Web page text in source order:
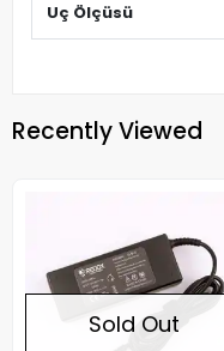
Uç Ölçüsü
Recently Viewed
Sold Out